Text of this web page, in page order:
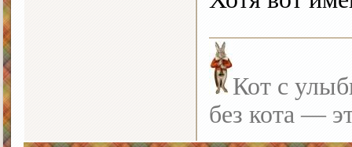
Кот с
без кота —